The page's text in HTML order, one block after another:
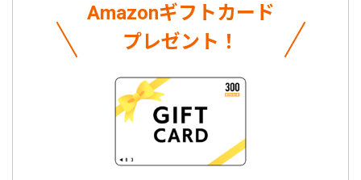
Amazonギフトカード
プレゼント！